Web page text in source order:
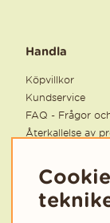
Handla
Köpvillkor
Kundservice
FAQ - Frågor
Återkallelse av
Supplier Code of
Ångra köp